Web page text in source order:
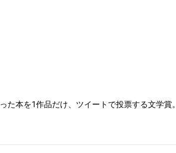
本を1作品だけ、ツイートで投票する文学賞。